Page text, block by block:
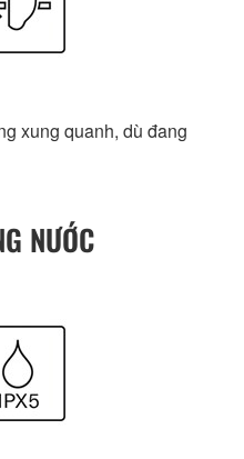
xung quanh, dù đang
NƯỚC